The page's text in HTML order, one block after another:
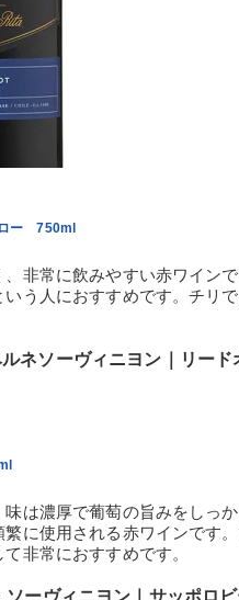
ー 750ml
非常に飲みやすい赤ワイン
う人におすすめです。チリ
ネソーヴィニヨン｜‎リード
は濃厚で葡萄の旨みをしっ
に使用される赤ワインです
非常におすすめです。
ーヴィニヨン｜サッポロビ